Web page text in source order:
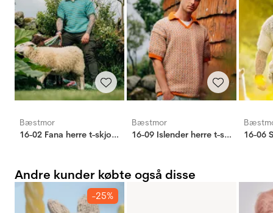
Bæstmor
16-02 Fana herre t-skjorte
Bæstmor
16-09 Islender herre t-skjorte
16-06
Andre kunder købte også disse
-25%